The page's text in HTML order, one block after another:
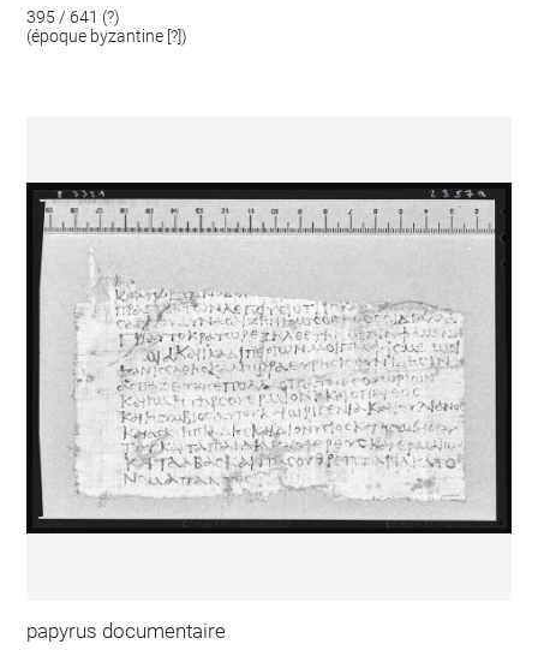
395 / 641 (?)
(époque byzantine [?])
papyrus documentaire